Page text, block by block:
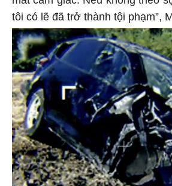
tôi có lẽ đã trở thành tội phạm”,